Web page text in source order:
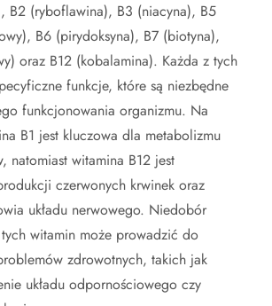
B2 (ryboflawina), B3 (niacyna), B5
B6 (pirydoksyna), B7 (biotyna),
oraz B12 (kobalamina). Każda z tych
funkcje, które są niezbędne
funkcjonowania organizmu. Na
B1 jest kluczowa dla metabolizmu
natomiast witamina B12 jest
czerwonych krwinek oraz
układu nerwowego. Niedobór
witamin może prowadzić do
zdrowotnych, takich jak
układu odpornościowego czy